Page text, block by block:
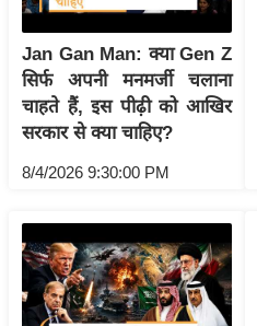
ज
नी
ति
वि
श्ले
ष
स
म
सा
म
Jan Gan Man: क्या Gen Z
सिर्फ अपनी मनमर्जी चलाना
चाहते हैं, इस पीढ़ी को आखिर
सरकार से क्या चाहिए?
8/4/2026 9:30:00 PM